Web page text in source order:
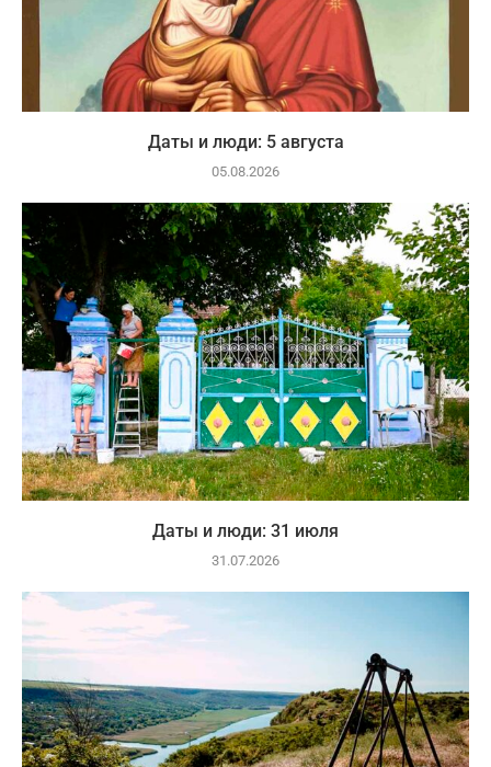
Даты и люди: 5 августа
05.08.2026
Даты и люди: 31 июля
31.07.2026